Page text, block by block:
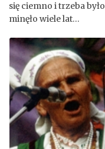
się ciemno i trzeba
minęło wiele lat…